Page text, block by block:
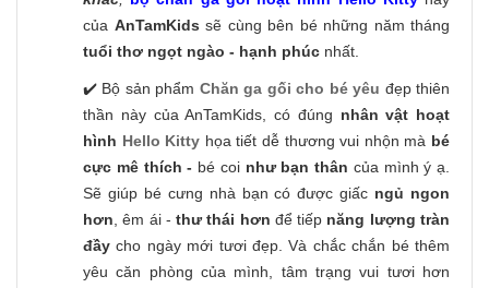
của AnTamKids sẽ cùng bên bé những năm tháng
tuổi thơ ngọt ngào - hạnh phúc nhất.
✔️ Bộ sản phẩm Chăn ga gối cho bé yêu đẹp thiên
thần này của AnTamKids, có đúng nhân vật hoạt
hình Hello Kitty họa tiết dễ thương vui nhộn mà bé
cực mê thích - bé coi như bạn thân của mình ý ạ.
Sẽ giúp bé cưng nhà bạn có được giấc ngủ ngon
hơn , êm ái -thư thái hơn để tiếp năng lượng tràn
đầy cho ngày mới tươi đẹp. Và chắc chắn bé thêm
yêu căn phòng của mình, tâm trạng vui tươi hơn